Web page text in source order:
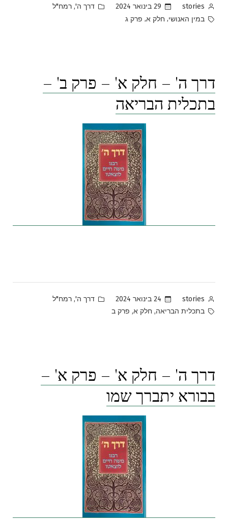
Posted
by
stories 29 בינואר 2024
Posted
דרך ה', רמח"ל
Tags:
במין האנושי, חלק א, פרק ג
דרך ה' – חלק א' – פרק ב' –
בתכלית הבריאה
Posted
by
stories 24 בינואר 2024
Posted
דרך ה', רמח"ל
Tags:
בתכלית הבריאה, חלק א, פרק ב
דרך ה' – חלק א' – פרק א' –
בבורא יתברך שמו